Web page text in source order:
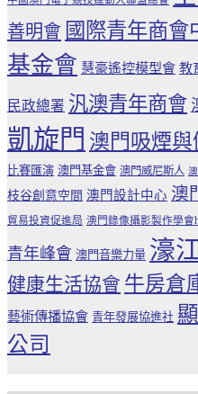
善明會 國際青年商會
基金會 慧豪遙控模型會 教
民政總署 汎澳青年商會
凱旋門 澳門吸煙
比賽匯演 澳門基金會 澳門威尼斯人
枝谷創意空間 澳門設計中心 澳
貿易投資促進局 澳門錄像攝影製作學會
青年峰會 澳門音樂力量 濠
健康生活協會 牛房倉
藝術傳播協會 青年發展協進社
公司